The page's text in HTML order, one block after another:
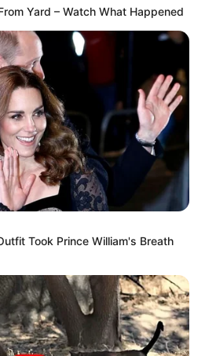
Yard – Watch What Happened
Took Prince William's Breath